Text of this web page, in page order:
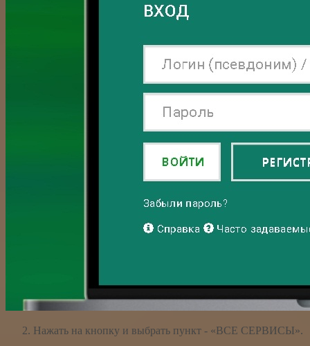
Нажать на кнопку и выбрать пункт - «ВСЕ СЕРВИСЫ».